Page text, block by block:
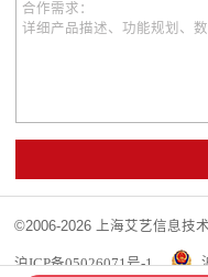
合作需求：
详细产品描述、功能规划、
©2006-2026 上海艾艺信息技
沪ICP备05026071号-1